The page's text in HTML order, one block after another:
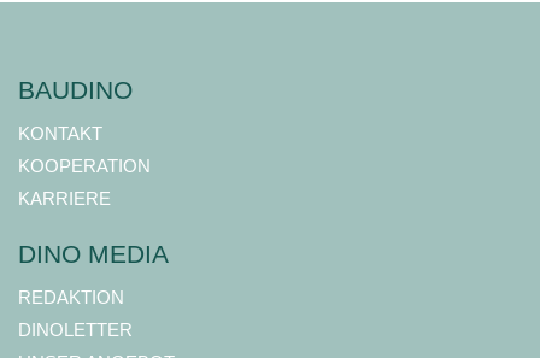
BAUDINO
KONTAKT
KOOPERATION
KARRIERE
DINO MEDIA
REDAKTION
DINOLETTER